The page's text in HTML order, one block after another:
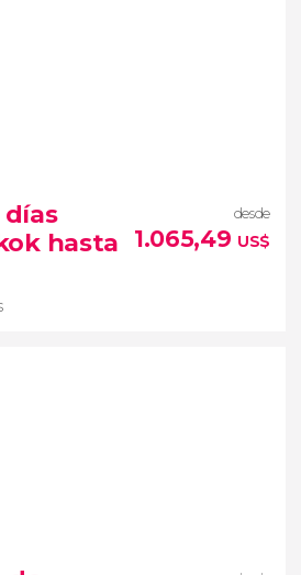
de Bangkok, los templos de
de elefantes de Chiang Mai
hasta
desde
1.065,49 US$